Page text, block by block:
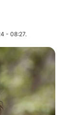
- 08:27.